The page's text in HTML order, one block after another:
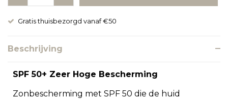
Gratis thuisbezorgd vanaf €50
Beschrijving
SPF 50+ Zeer Hoge Bescherming
Zonbescherming met SPF 50 die de huid